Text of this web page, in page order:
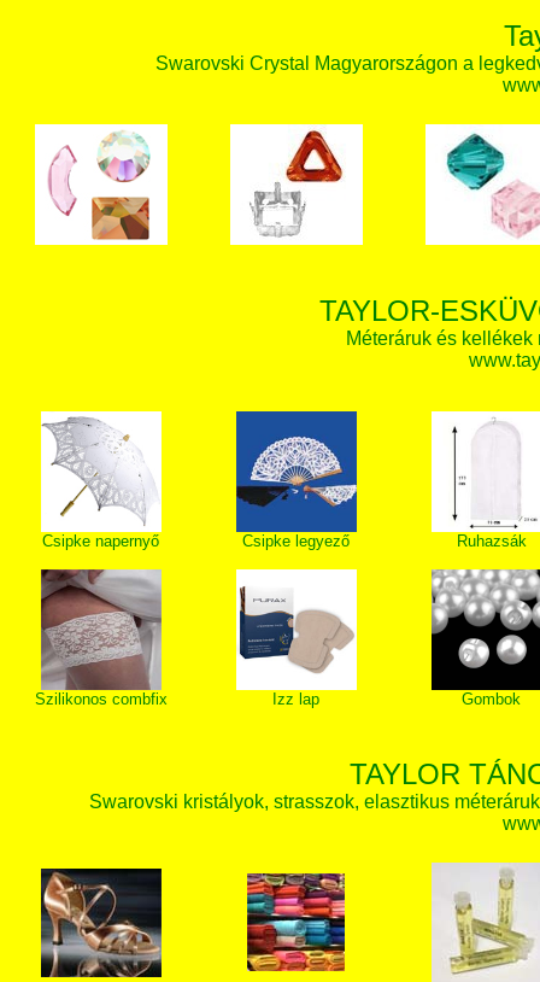
Swarovski Crystal Magyarországon a
TAYLOR-
Méteráruk és
Csipke napernyő Csipke legyező Ruhazsák
Szilikonos combfix Izz lap Gombok
TAYLOR
Swarovski kristályok, strasszok, elasztikus